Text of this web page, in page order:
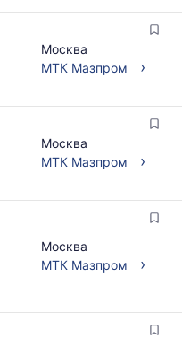
Москва
МТК Мазпром
›
Москва
МТК Мазпром
›
Москва
МТК Мазпром
›